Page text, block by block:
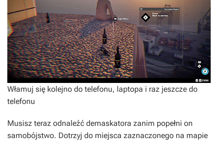
Włamuj się kolejno do telefonu, laptopa i raz jeszcze do
telefonu
Musisz teraz odnaleźć demaskatora zanim popełni on
samobójstwo. Dotrzyj do miejsca zaznaczonego na mapie